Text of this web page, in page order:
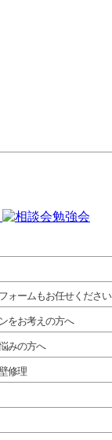
ォームもお任せください
をお考えの方へ
みの方へ
修理